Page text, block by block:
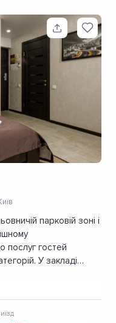
парковій зоні і
послуг гостей
У закладі
Wi-Fi.